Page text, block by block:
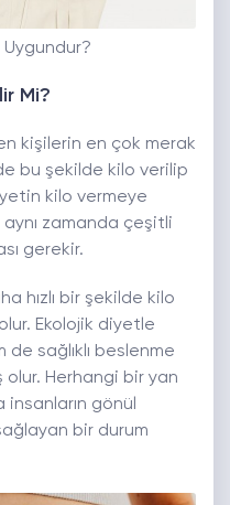
Uygundur?
Mi?
kişilerin en çok merak
bu şekilde kilo verilip
kilo vermeye
aynı zamanda çeşitli
gerekir.
hızlı bir şekilde kilo
Ekolojik diyetle
de sağlıklı beslenme
Herhangi bir yan
gönül
bir durum